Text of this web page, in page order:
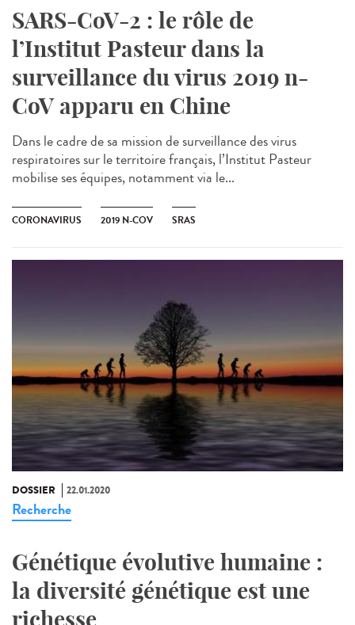
SARS-CoV-2 : le rôle de
l’Institut Pasteur dans la
surveillance du virus 2019 n-
CoV apparu en Chine
Dans le cadre de sa mission de surveillance des virus
respiratoires sur le territoire français, l’Institut Pasteur
mobilise ses équipes, notamment via le...
CORONAVIRUS 2019 N-COV SRAS
DOSSIER 22.01.2020
Recherche
Génétique évolutive humaine :
la diversité génétique est une
richesse